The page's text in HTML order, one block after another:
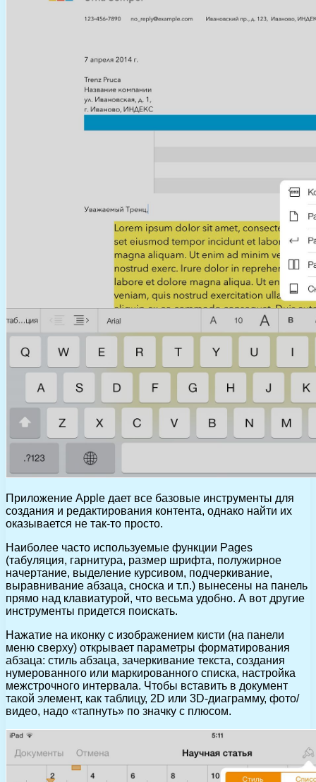
Приложение Apple дает все базовые инструменты для
создания и редактирования контента, однако найти их
оказывается не так-то просто.
Наиболее часто используемые функции Pages
(табуляция, гарнитура, размер шрифта, полужирное
начертание, выделение курсивом, подчеркивание,
выравнивание абзаца, сноска и т.п.) вынесены на панель
прямо над клавиатурой, что весьма удобно. А вот другие
инструменты придется поискать.
Нажатие на иконку с изображением кисти (на панели
меню сверху) открывает параметры форматирования
абзаца: стиль абзаца, зачеркивание текста, создания
нумерованного или маркированного списка, настройка
межстрочного интервала. Чтобы вставить в документ
такой элемент, как таблицу, 2D или 3D-диаграмму, фото/
видео, надо «тапнуть» по значку с плюсом.